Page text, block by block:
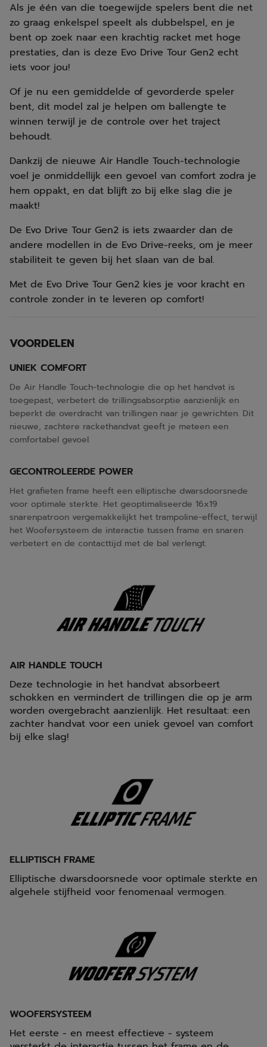
Als je één van die toegewijde spelers bent die net
zo graag enkelspel speelt als dubbelspel, en je
bent op zoek naar een krachtig racket met hoge
prestaties, dan is deze Evo Drive Tour Gen2 echt
iets voor jou!
Of je nu een gemiddelde of gevorderde speler
bent, dit model zal je helpen om ballengte te
winnen terwijl je de controle over het traject
behoudt.
Dankzij de nieuwe Air Handle Touch-technologie
voel je onmiddellijk een gevoel van comfort zodra je
hem oppakt, en dat blijft zo bij elke slag die je
maakt!
De Evo Drive Tour Gen2 is iets zwaarder dan de
andere modellen in de Evo Drive-reeks, om je meer
stabiliteit te geven bij het slaan van de bal.
Met de Evo Drive Tour Gen2 kies je voor kracht en
controle zonder in te leveren op comfort!
VOORDELEN
UNIEK COMFORT
De Air Handle Touch-technologie die op het handvat is
toegepast, verbetert de trillingsabsorptie aanzienlijk en
beperkt de overdracht van trillingen naar je gewrichten. Dit
nieuwe, zachtere rackethandvat geeft je meteen een
comfortabel gevoel.
GECONTROLEERDE POWER
Het grafieten frame heeft een elliptische dwarsdoorsnede
voor optimale sterkte. Het geoptimaliseerde 16x19
snarenpatroon vergemakkelijkt het trampoline-effect, terwijl
het Woofersysteem de interactie tussen frame en snaren
verbetert en de contacttijd met de bal verlengt.
AIR HANDLE TOUCH
Deze technologie in het handvat absorbeert
schokken en vermindert de trillingen die op je arm
worden overgebracht aanzienlijk. Het resultaat: een
zachter handvat voor een uniek gevoel van comfort
bij elke slag!
ELLIPTISCH FRAME
Elliptische dwarsdoorsnede voor optimale sterkte en
algehele stijfheid voor fenomenaal vermogen.
WOOFERSYSTEEM
Het eerste - en meest effectieve - systeem